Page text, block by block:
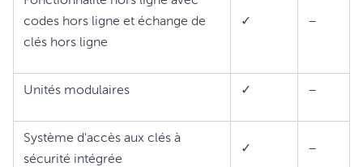
codes hors ligne et échange de
clés hors ligne
✓ –
Unités modulaires ✓ –
Système d'accès aux clés à
sécurité intégrée
✓ –